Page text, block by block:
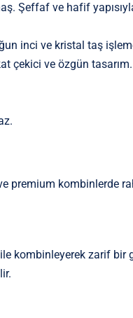
Şeffaf ve hafif
inci ve kristal taş
çekici ve özgün tasarım.
premium kombinlerde
kombinleyerek zarif bir